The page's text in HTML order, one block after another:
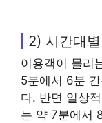
2) 시간대
이용객이 몰리
5분에서 6분
다. 반면 일상
는 약 7분에서